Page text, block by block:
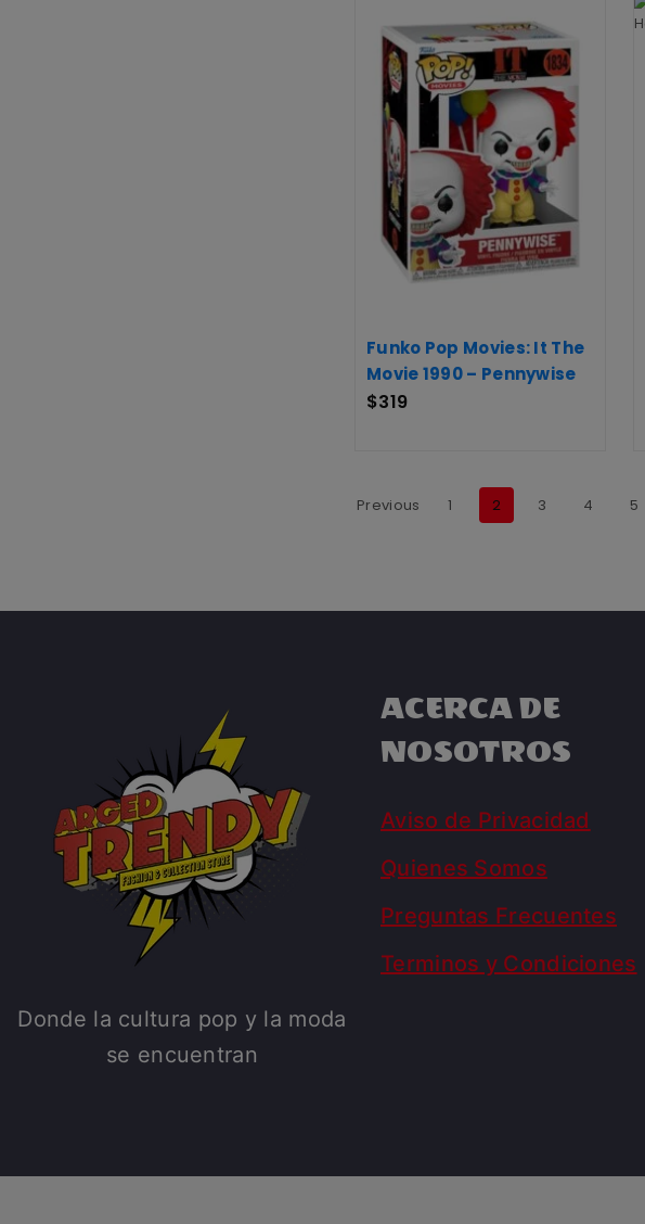
Funko Pop Movies: It The
Movie 1990 – Pennywise
$319
Previous 1 2 3 4 5
Donde la cultura pop y la moda
se encuentran
ACERCA DE
NOSOTROS
Aviso de Privacidad
Quienes Somos
Preguntas Frecuentes
Terminos y Condiciones